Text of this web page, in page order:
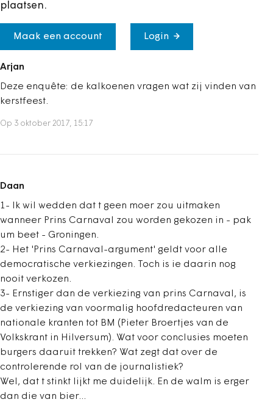
plaatsen.
Maak een account Login
Arjan
Deze enquête: de kalkoenen vragen wat zij vinden van
kerstfeest.
Op 3 oktober 2017, 15:17
Daan
1- Ik wil wedden dat t geen moer zou uitmaken
wanneer Prins Carnaval zou worden gekozen in - pak
um beet - Groningen.
2- Het 'Prins Carnaval-argument' geldt voor alle
democratische verkiezingen. Toch is ie daarin nog
nooit verkozen.
3- Ernstiger dan de verkiezing van prins Carnaval, is
de verkiezing van voormalig hoofdredacteuren van
nationale kranten tot BM (Pieter Broertjes van de
Volkskrant in Hilversum). Wat voor conclusies moeten
burgers daaruit trekken? Wat zegt dat over de
controlerende rol van de journalistiek?
Wel, dat t stinkt lijkt me duidelijk. En de walm is erger
dan die van bier...